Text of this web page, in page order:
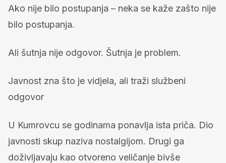
Ako nije bilo postupanja – neka se kaže zašto nije
bilo postupanja.
Ali šutnja nije odgovor. Šutnja je problem.
Javnost zna što je vidjela, ali traži službeni
odgovor
U Kumrovcu se godinama ponavlja ista priča. Dio
javnosti skup naziva nostalgijom. Drugi ga
doživljavaju kao otvoreno veličanje bivše